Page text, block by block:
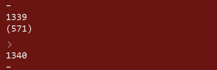
–
1339
(571)
1340
–